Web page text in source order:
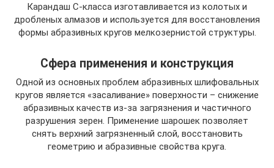
Карандаш С-класса изготавливается из колотых и
дробленых алмазов и используется для восстановления
формы абразивных кругов мелкозернистой структуры.
Сфера применения и конструкция
Одной из основных проблем абразивных шлифовальных
кругов является «засаливание» поверхности – снижение
абразивных качеств из-за загрязнения и частичного
разрушения зерен. Применение шарошек позволяет
снять верхний загрязненный слой, восстановить
геометрию и абразивные свойства круга.